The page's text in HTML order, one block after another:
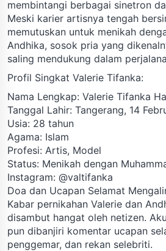
membintangi berbagai sinetron
Meski karier artisnya tengah
memutuskan untuk menikah
Andhika, sosok pria yang
saling mendukung dalam
Profil Singkat Valerie Tifanka:
Nama Lengkap: Valerie Tifanka
Tanggal Lahir: Tangerang, 14
Usia: 28 tahun
Agama: Islam
Profesi: Artis, Model
Status: Menikah dengan
Instagram: @valtifanka
Doa dan Ucapan Selamat
Kabar pernikahan Valerie dan
disambut hangat oleh netizen.
pun dibanjiri komentar ucapan
penggemar, dan rekan selebriti.